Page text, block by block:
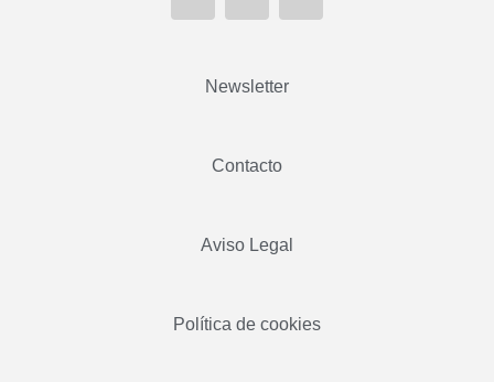
Newsletter
Contacto
Aviso Legal
Política de cookies